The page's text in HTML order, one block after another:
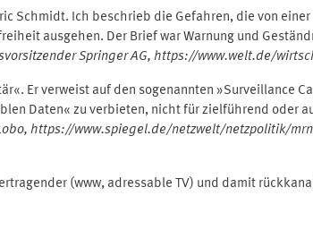
Schmidt. Ich beschrieb die Gefahren, die von
ausgehen. Der Brief war Warnung und
Springer AG, https://www.welt.de/
Er verweist auf den sogenannten »Surveillance
Daten« zu verbieten, nicht für zielführend oder
https://www.spiegel.de/netzwelt/netzpolitik/
(www, adressable TV) und damit